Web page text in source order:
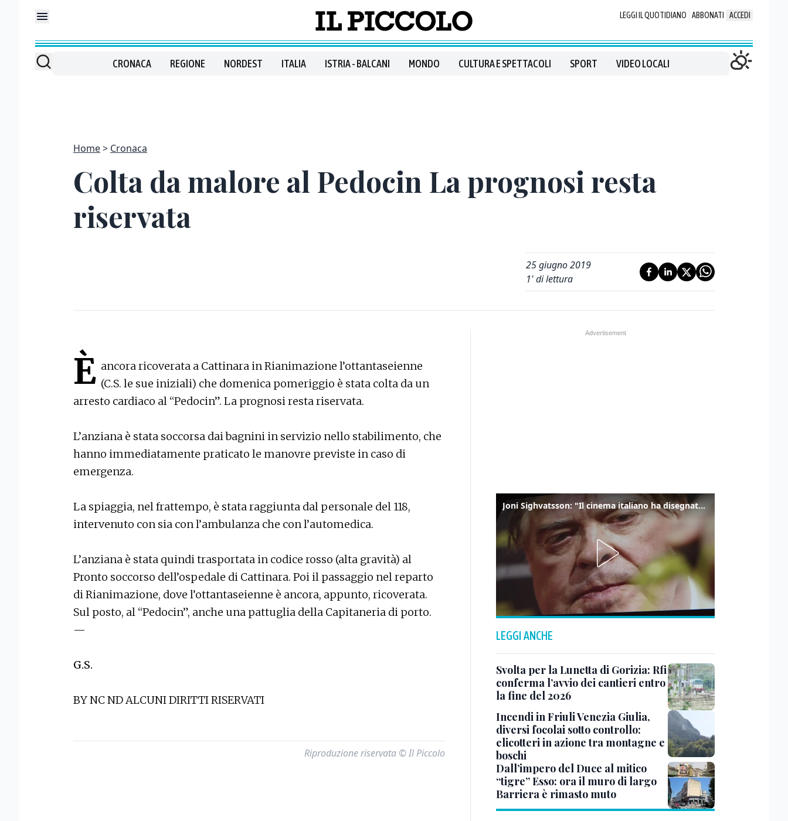
LEGGI IL QUOTIDIANO ABBONATI ACCEDI
CRONACA REGIONE NORDEST ITALIA ISTRIA - BALCANI MONDO CULTURA E SPETTACOLI SPORT VIDEO LOCALI
Home Cronaca
Colta da malore al Pedocin La prognosi resta
riservata
25 giugno 2019
1' di lettura
È ancora ricoverata a Cattinara in Rianimazione l’ottantaseienne
(C.S. le sue iniziali) che domenica pomeriggio è stata colta da un
arresto cardiaco al “Pedocin”. La prognosi resta riservata.
L’anziana è stata soccorsa dai bagnini in servizio nello stabilimento, che
hanno immediatamente praticato le manovre previste in caso di
emergenza.
La spiaggia, nel frattempo, è stata raggiunta dal personale del 118,
intervenuto con sia con l’ambulanza che con l’automedica.
L’anziana è stata quindi trasportata in codice rosso (alta gravità) al
Pronto soccorso dell’ospedale di Cattinara. Poi il passaggio nel reparto
di Rianimazione, dove l’ottantaseienne è ancora, appunto, ricoverata.
Sul posto, al “Pedocin”, anche una pattuglia della Capitaneria di porto.
—
G.S.
BY NC ND ALCUNI DIRITTI RISERVATI
Riproduzione riservata © Il Piccolo
Joni Sighvatsson: "Il cinema italiano ha disegnato la mia visione del mondo e del cinema"
LEGGI ANCHE
Svolta per la Lunetta di Gorizia: Rfi
conferma l’avvio dei cantieri entro
la fine del 2026
Incendi in Friuli Venezia Giulia,
diversi focolai sotto controllo:
elicotteri in azione tra montagne e
boschi
Dall’impero del Duce al mitico
“tigre” Esso: ora il muro di largo
Barriera è rimasto muto